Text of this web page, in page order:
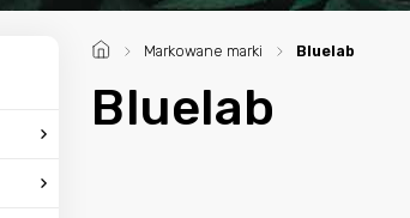
/ Markowane marki / Bluelab
Bluelab